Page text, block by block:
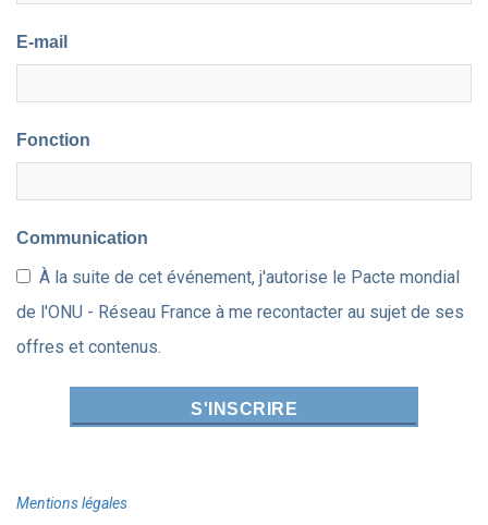
E-mail
Fonction
Communication
À la suite de cet événement, j'autorise le Pacte mondial
de l'ONU - Réseau France à me recontacter au sujet de ses
offres et contenus.
Mentions légales